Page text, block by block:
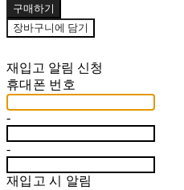
구매하기
장바구니에 담기
재입고 알림 신청
휴대폰 번호
-
-
재입고 시 알림